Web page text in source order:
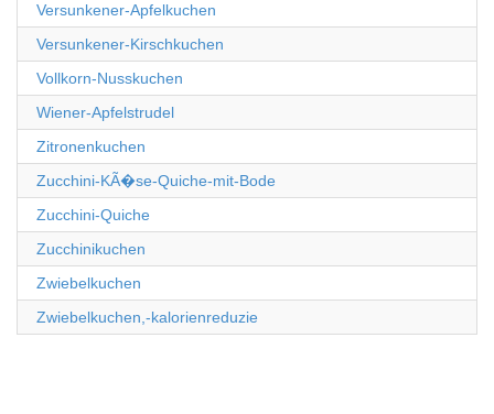
Versunkener-Apfelkuchen
Versunkener-Kirschkuchen
Vollkorn-Nusskuchen
Wiener-Apfelstrudel
Zitronenkuchen
Zucchini-KÃ�se-Quiche-mit-Bode
Zucchini-Quiche
Zucchinikuchen
Zwiebelkuchen
Zwiebelkuchen,-kalorienreduzie